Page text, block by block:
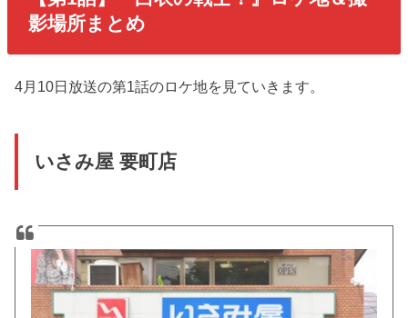
影場所まとめ
4月10日放送の第1話のロケ地を見ていきます。
いさみ屋 要町店